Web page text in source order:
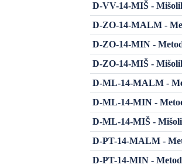
D-VV-14-MIŠ -
D-ZO-14-MALM -
D-ZO-14-MIN -
D-ZO-14-MIŠ -
D-ML-14-MALM -
D-ML-14-MIN -
D-ML-14-MIŠ -
D-PT-14-MALM -
D-PT-14-MIN -